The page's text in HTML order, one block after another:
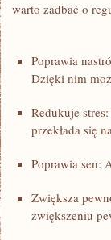
warto zadbać o⁢
Poprawia
Dzięki⁣ nim
Redukuje
przekłada się
Poprawia sen:
Zwiększa
zwiększeniu⁤